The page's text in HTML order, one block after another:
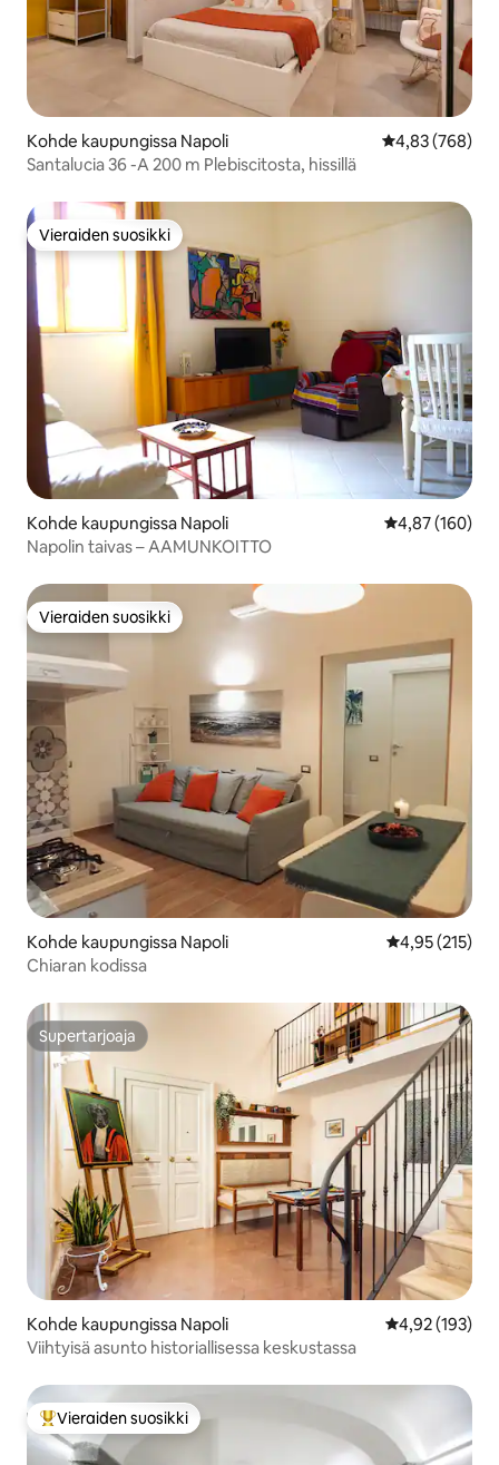
Kohde kaupungissa Napoli
4,83 (768)
Santalucia 36 -A 200 m Plebiscitosta, hissillä
Vieraiden suosikki
Vieraiden suosikki
Kohde kaupungissa Napoli
4,87 (160)
Napolin taivas – AAMUNKOITTO
Vieraiden suosikki
Vieraiden suosikki
Kohde kaupungissa Napoli
4,95 (215)
Chiaran kodissa
Supertarjoaja
Supertarjoaja
Kohde kaupungissa Napoli
4,92 (193)
Viihtyisä asunto historiallisessa keskustassa
Vieraiden suosikkien parhaimmistoa
Vieraiden suosikki